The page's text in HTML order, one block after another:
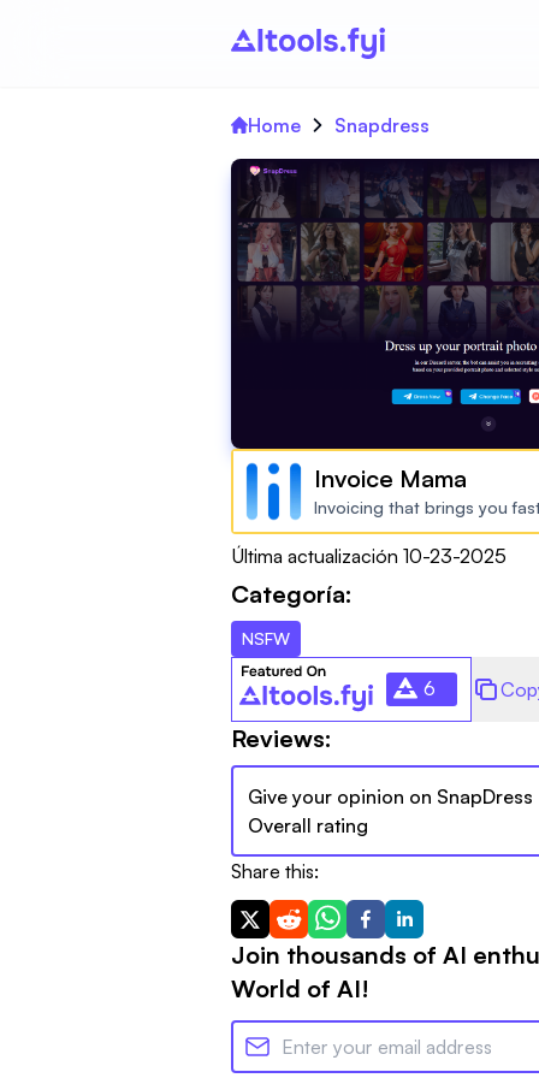
Home Snapdress
Invoice Mama
Invoicing that brings you
Última actualización 10-23-2025
Categoría:
NSFW
6
Reviews:
Give your opinion on SnapDress
Overall rating
Share this:
Join thousands of AI
World of AI!